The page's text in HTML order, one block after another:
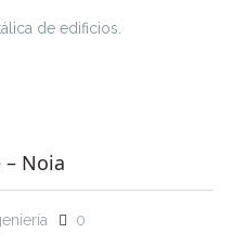
de edificios.
Noia
0